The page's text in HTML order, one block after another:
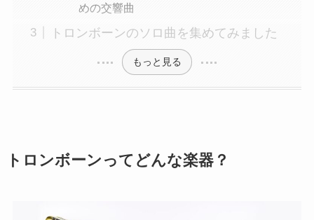
めの交響曲
トロンボーンのソロ曲を集めてみました
もっと見る
トロンボーンってどんな楽器？